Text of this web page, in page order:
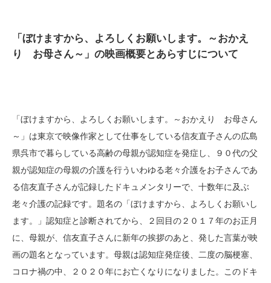
「ぼけますから、よろしくお願いします。～おかえ
り お母さん～」の映画概要とあらすじについて
「ぼけますから、よろしくお願いします。～おかえり お母さん
～」は東京で映像作家として仕事をしている信友直子さんの広島
県呉市で暮らしている高齢の母親が認知症を発症し、９０代の父
親が認知症の母親の介護を行ういわゆる老々介護をお子さんであ
る信友直子さんが記録したドキュメンタリーで、十数年に及ぶ
老々介護の記録です。題名の「ぼけますから、よろしくお願いし
ます。」認知症と診断されてから、２回目の２０１７年のお正月
に、母親が、信友直子さんに新年の挨拶のあと、発した言葉が映
画の題名となっています。母親は認知症発症後、二度の脳梗塞、
コロナ禍の中、２０２０年にお亡くなりになりました。このドキ